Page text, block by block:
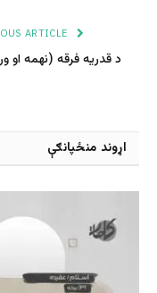
د قدریه فرقه (نهمه او
اړوند منځپانګې